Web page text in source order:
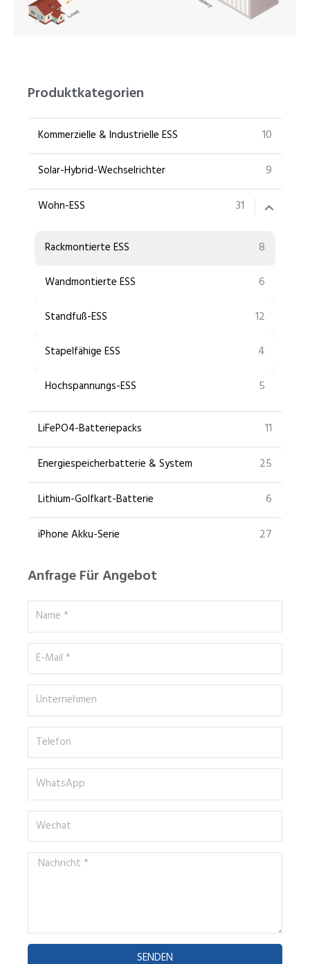
Produktkategorien
Kommerzielle & Industrielle ESS 10
Solar-Hybrid-Wechselrichter 9
Wohn-ESS 31
Rackmontierte ESS 8
Wandmontierte ESS 6
Standfuß-ESS 12
Stapelfähige ESS 4
Hochspannungs-ESS 5
LiFePO4-Batteriepacks 11
Energiespeicherbatterie & System 25
Lithium-Golfkart-Batterie 6
iPhone Akku-Serie 27
Anfrage Für Angebot
Name
*
E-
Mail
* Unternehmen
Telefon
WhatsApp
Wechat
Nachricht
SENDEN